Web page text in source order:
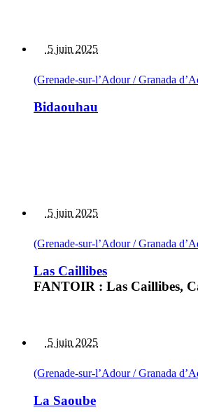
5 juin 2025
(Grenade-sur-l’Adour / Granada
Bidaouhau
5 juin 2025
(Grenade-sur-l’Adour / Granada
Las Caillibes
FANTOIR : Las Caillibes,
5 juin 2025
(Grenade-sur-l’Adour / Granada
La Saoube